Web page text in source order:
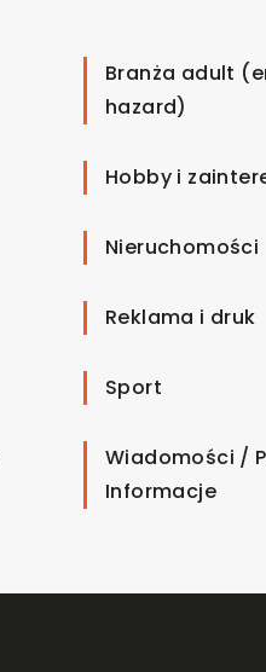
Branża adult
hazard)
Hobby i
Nieruchomości
Reklama i druk
Sport
Wiadomości /
Informacje